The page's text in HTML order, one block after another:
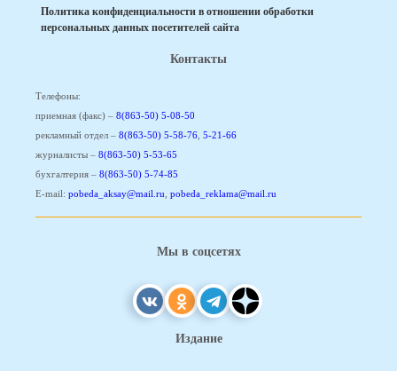
Политика конфиденциальности в отношении обработки
персональных данных посетителей сайта
Контакты
Телефоны:
приемная (факс) – 8(863-50) 5-08-50
рекламный отдел – 8(863-50) 5-58-76, 5-21-66
журналисты – 8(863-50) 5-53-65
бухгалтерия – 8(863-50) 5-74-85
E-mail: pobeda_aksay@mail.ru, pobeda_reklama@mail.ru
Мы в соцсетях
Издание